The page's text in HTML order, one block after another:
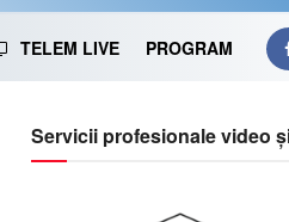
TELEM LIVE PROGRAM
Servicii profesionale video